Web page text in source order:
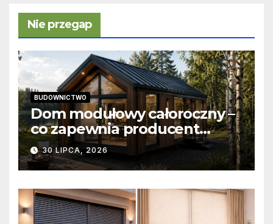
Nie przegap
BUDOWNICTWO
Dom modułowy całoroczny –
co zapewnia producent
domów modułowych?
30 LIPCA, 2026